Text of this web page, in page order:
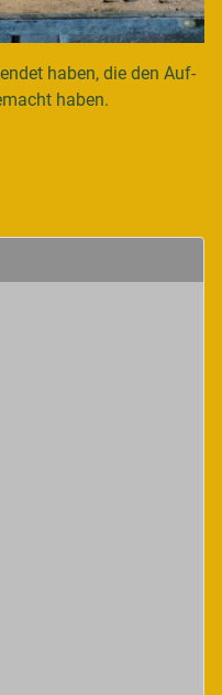
haben, die den Auf-
haben.